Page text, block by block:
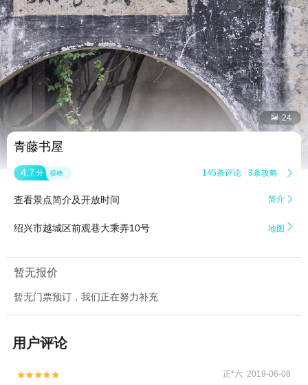
 24
青藤书屋
4.7 分 很棒 145条评论 3条攻略 
查看景点简介及开放时间 简介 
绍兴市越城区前观巷大乘弄10号 地图 
暂无报价
暂无门票预订，我们正在努力补充
用户评论

 正*六 2019-06-08
